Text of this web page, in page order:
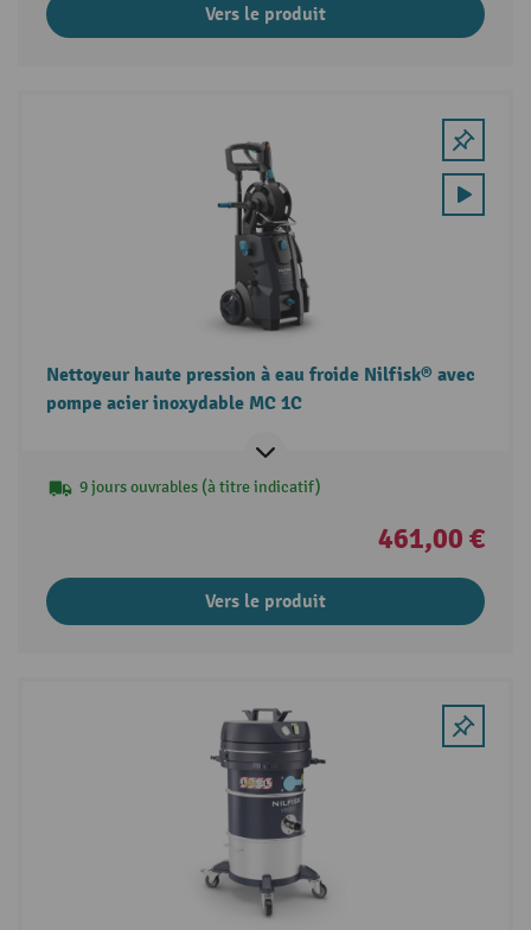
Vers le produit
Nettoyeur haute pression à eau froide Nilfisk® avec
pompe acier inoxydable MC 1C
9 jours ouvrables (à titre indicatif)
461,00 €
Vers le produit